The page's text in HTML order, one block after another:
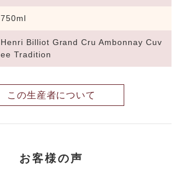
750ml
Henri Billiot Grand Cru Ambonnay Cuv
ee Tradition
この生産者について